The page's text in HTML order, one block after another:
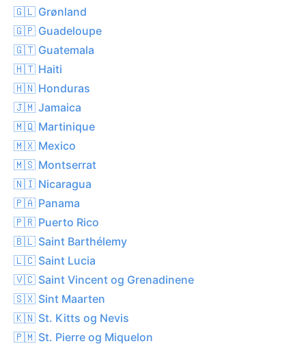
🇬🇱 Grønland
🇬🇵 Guadeloupe
🇬🇹 Guatemala
🇭🇹 Haiti
🇭🇳 Honduras
🇯🇲 Jamaica
🇲🇶 Martinique
🇲🇽 Mexico
🇲🇸 Montserrat
🇳🇮 Nicaragua
🇵🇦 Panama
🇵🇷 Puerto Rico
🇧🇱 Saint Barthélemy
🇱🇨 Saint Lucia
🇻🇨 Saint Vincent og Grenadinene
🇸🇽 Sint Maarten
🇰🇳 St. Kitts og Nevis
🇵🇲 St. Pierre og Miquelon